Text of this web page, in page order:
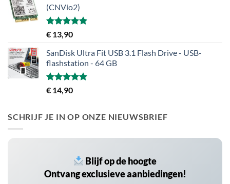
(CNVio2)
Gewaardeerd
uit 5
€ 13,90
SanDisk Ultra Fit USB 3.1 Flash Drive - USB-
flashstation - 64 GB
Gewaardeerd
uit 5
€ 14,90
SCHRIJF JE IN OP ONZE NIEUWSBRIEF
Blijf op de hoogte
Ontvang exclusieve aanbiedingen!